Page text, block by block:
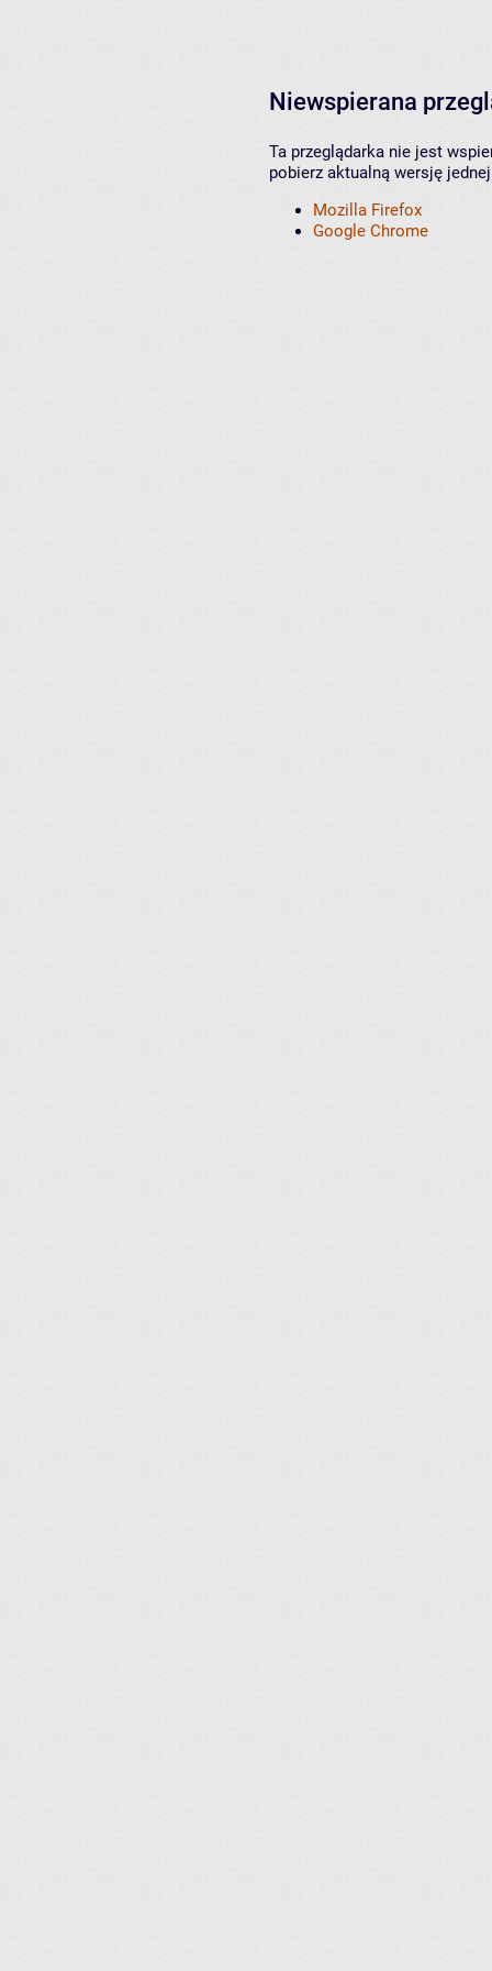
Niewspierana
Ta przeglądarka nie jest
pobierz aktualną wersję
Mozilla Firefox
Google Chrome